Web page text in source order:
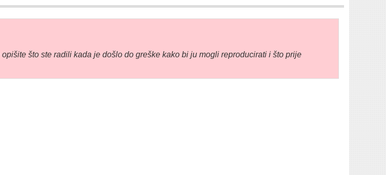
što ste radili kada je došlo do greške kako bi ju mogli reproducirati i što prije